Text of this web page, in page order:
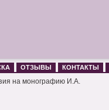
ОТЗЫВЫ КОНТАКТЫ
на монографию И.А.